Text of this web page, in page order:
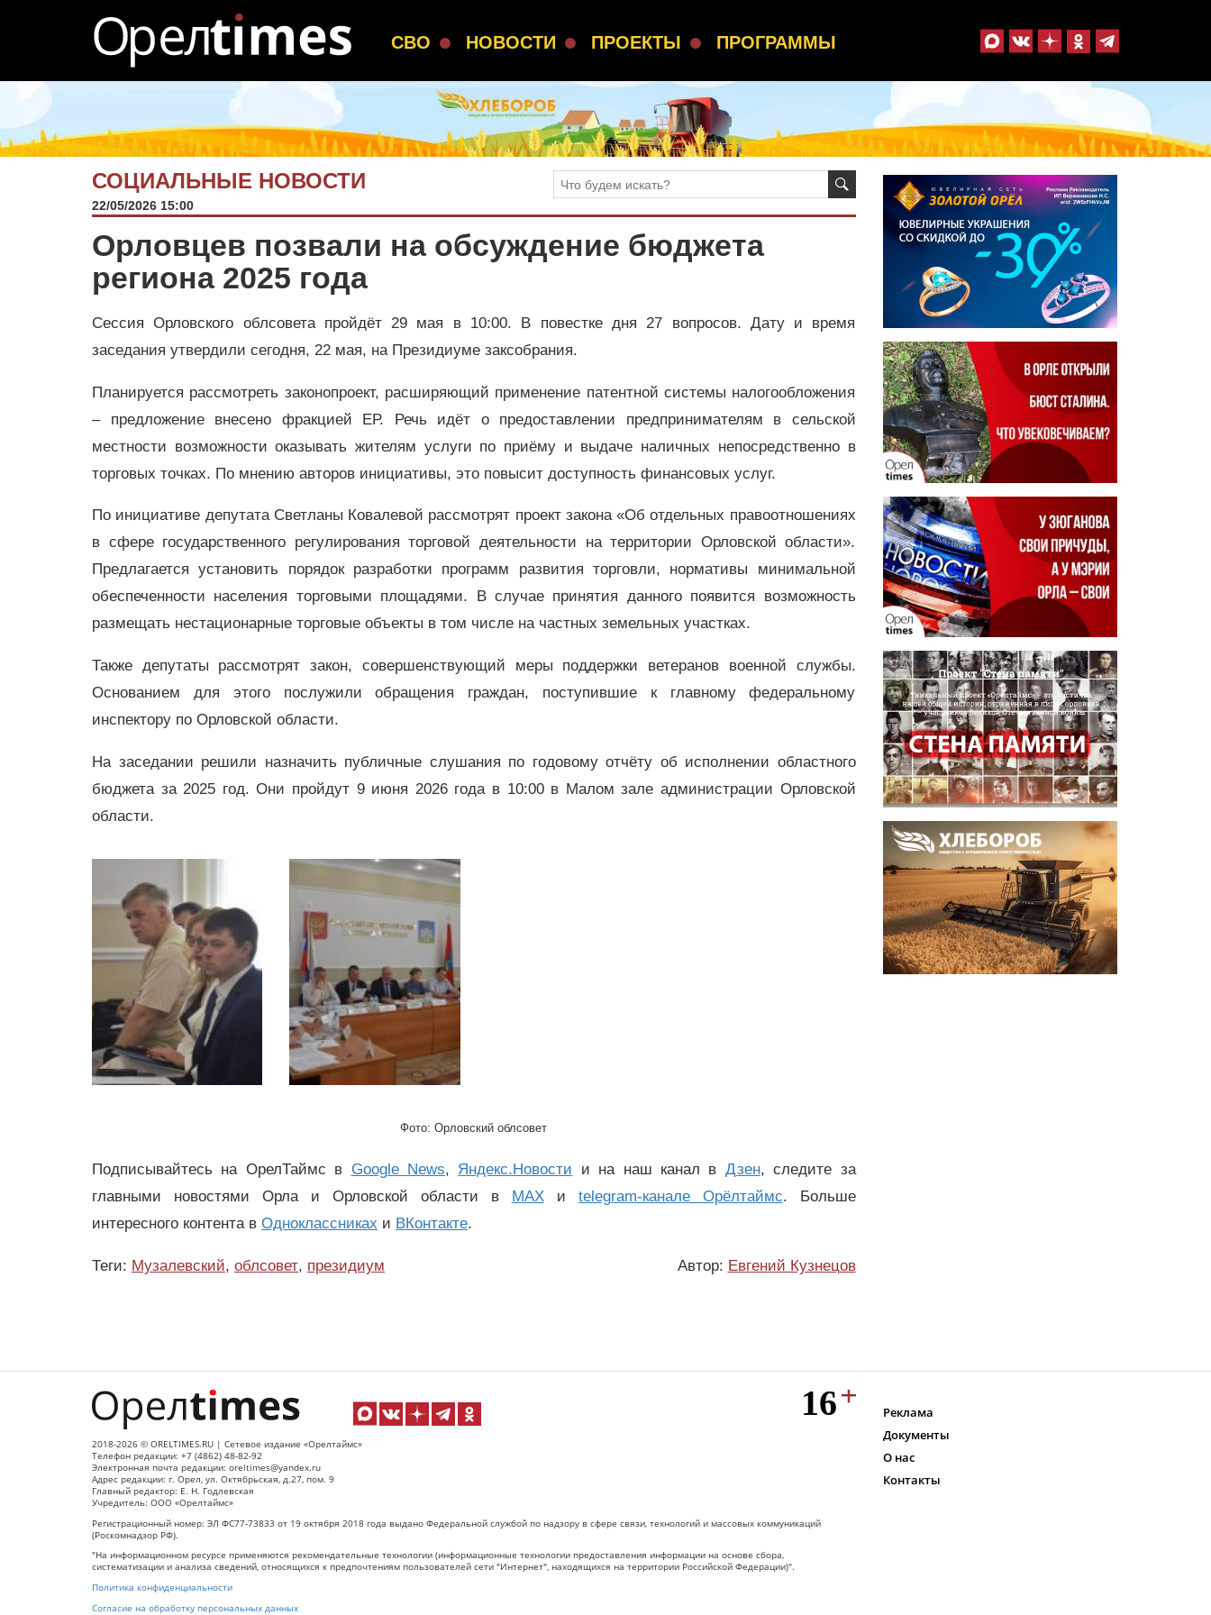
СВО НОВОСТИ ПРОЕКТЫ ПРОГРАММЫ
СОЦИАЛЬНЫЕ НОВОСТИ
22/05/2026 15:00
Орловцев позвали на обсуждение бюджета
региона 2025 года
Сессия Орловского облсовета пройдёт 29 мая в 10:00. В повестке дня 27 вопросов. Дату и время
заседания утвердили сегодня, 22 мая, на Президиуме заксобрания.
Планируется рассмотреть законопроект, расширяющий применение патентной системы налогообложения
– предложение внесено фракцией ЕР. Речь идёт о предоставлении предпринимателям в сельской
местности возможности оказывать жителям услуги по приёму и выдаче наличных непосредственно в
торговых точках. По мнению авторов инициативы, это повысит доступность финансовых услуг.
По инициативе депутата Светланы Ковалевой рассмотрят проект закона «Об отдельных правоотношениях
в сфере государственного регулирования торговой деятельности на территории Орловской области».
Предлагается установить порядок разработки программ развития торговли, нормативы минимальной
обеспеченности населения торговыми площадями. В случае принятия данного появится возможность
размещать нестационарные торговые объекты в том числе на частных земельных участках.
Также депутаты рассмотрят закон, совершенствующий меры поддержки ветеранов военной службы.
Основанием для этого послужили обращения граждан, поступившие к главному федеральному
инспектору по Орловской области.
На заседании решили назначить публичные слушания по годовому отчёту об исполнении областного
бюджета за 2025 год. Они пройдут 9 июня 2026 года в 10:00 в Малом зале администрации Орловской
области.
Фото: Орловский облсовет
Подписывайтесь на ОрелТаймс в Google News, Яндекс.Новости и на наш канал в Дзен, следите за
главными новостями Орла и Орловской области в
MAXи telegram-канале Орёлтаймс. Больше
интересного контента в Одноклассниках и ВКонтакте.
Теги: Музалевский, облсовет, президиум Автор: Евгений Кузнецов
2018-2026 © ORELTIMES.RU | Сетевое издание «Орелтаймс»
Телефон редакции: +7 (4862) 48-82-92
Электронная почта редакции: oreltimes@yandex.ru
Адрес редакции: г. Орел, ул. Октябрьская, д.27, пом. 9
Главный редактор: Е. Н. Годлевская
Учредитель: ООО «Орелтаймс»
Регистрационный номер: ЭЛ ФС77-73833 от 19 октября 2018 года выдано Федеральной службой по надзору в сфере связи, технологий и массовых коммуникаций
(Роскомнадзор РФ).
"На информационном ресурсе применяются рекомендательные технологии (информационные технологии предоставления информации на основе сбора,
систематизации и анализа сведений, относящихся к предпочтениям пользователей сети "Интернет", находящихся на территории Российской Федерации)".
Политика конфиденциальности
Согласие на обработку персональных данных
Реклама
Документы
О нас
Контакты